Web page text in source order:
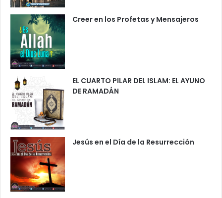
Creer en los Profetas y Mensajeros
EL CUARTO PILAR DEL ISLAM: EL AYUNO
DE RAMADÁN
Jesús en el Día de la Resurrección